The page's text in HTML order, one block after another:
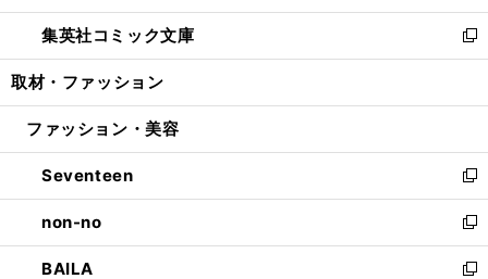
開
く
ウ
で
開
ン
ド
ウ
開
ウ
ィ
ン
ウ
開
く
し
い
ウ
ン
ウ
で
開
く
集英社コミック文庫
新
し
ウ
ン
ド
ウ
で
開
く
取材・ファッション
ファッション・美容
Seventeen
新
し
い
ウ
ィ
non-no
新
し
い
BAILA
新